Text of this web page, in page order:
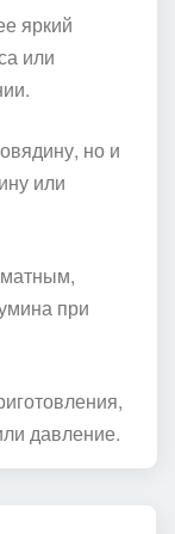
яркий
или
но и
или
при
давление.